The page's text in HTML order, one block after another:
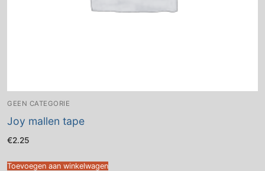
GEEN CATEGORIE
Joy mallen tape
€2.25
Toevoegen aan winkelwagen